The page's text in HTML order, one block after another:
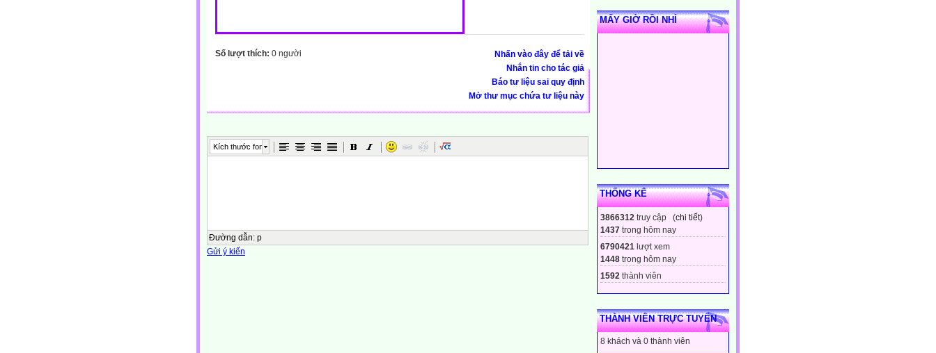
MẤY GIỜ RỒI NHỈ
THỐNG KÊ
3866312 truy cập (chi tiết)
1437 trong hôm nay
6790421 lượt xem
1448 trong hôm nay
1592 thành viên
THÀNH VIÊN TRỰC TUYẾN
8 khách và 0 thành viên
Nhấn vào đây để tải về
Nhắn tin cho tác giả
Báo tư liệu sai quy định
Mở thư mục chứa tư liệu này
Số lượt thích: 0 người
Kích thước font
Đường dẫn: p
Gửi ý kiến